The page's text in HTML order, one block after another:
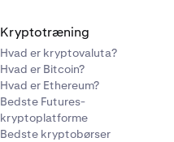
Kryptotræning
Hvad er kryptovaluta?
Hvad er Bitcoin?
Hvad er Ethereum?
Bedste Futures-
kryptoplatforme
Bedste kryptobørser